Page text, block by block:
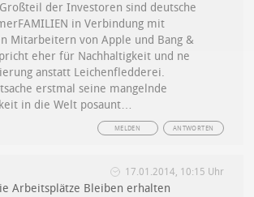
Großteil der Investoren sind deutsche
in Verbindung mit
Mitarbeitern von Apple und Bang &
eher für Nachhaltigkeit und ne
anstatt Leichenfledderei.
erstmal seine mangelnde
in die Welt posaunt…
ANTWORTEN
MELDEN
17.01.2014, 10:15 Uhr
Arbeitsplätze Bleiben erhalten